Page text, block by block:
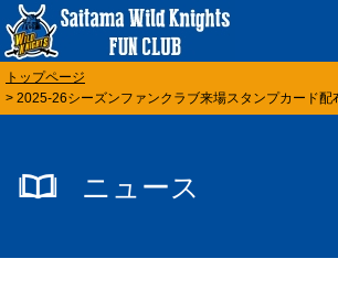
トップページ
> 2025-26シーズンファンクラブ来場スタンプカード配
ニュース